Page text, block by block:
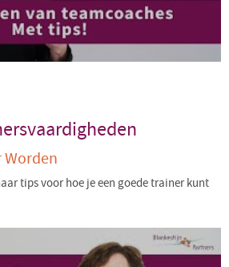
Worden
tips voor hoe je een goede trainer kunt